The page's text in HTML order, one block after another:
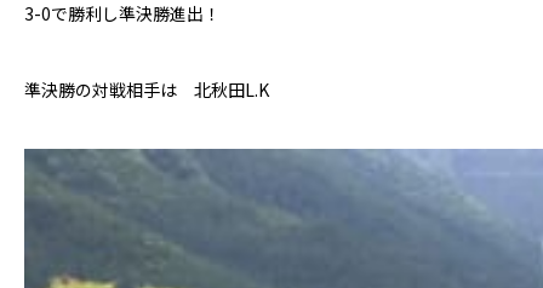
3-0で勝利し準決勝進出！
準決勝の対戦相手は 北秋田L.K